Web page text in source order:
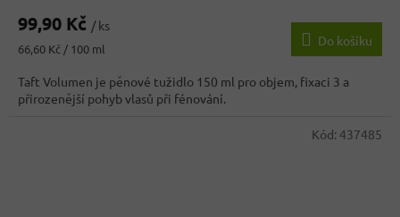
99,90 Kč / ks
Měrná
66,60 Kč / 100 ml
Do košíku
Taft Volumen je pěnové tužidlo 150 ml pro objem, fixaci 3 a
přirozenější pohyb vlasů při fénování.
Kód: 437485